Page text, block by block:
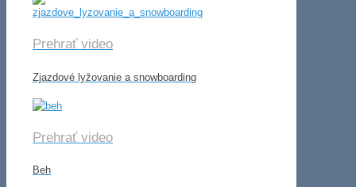
Prehrať video
Zjazdové lyžovanie a snowboarding
Prehrať video
Beh